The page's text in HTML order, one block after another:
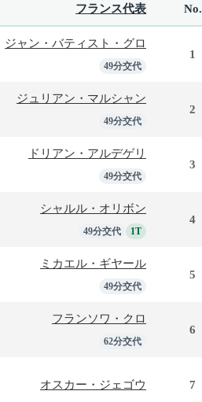
フランス代表 No.
ジャン・バティスト・グロ
49分交代
1
ジュリアン・マルシャン
49分交代
2
ドリアン・アルデゲリ
49分交代
3
シャルル・オリボン
49分交代 1T
4
ミカエル・ギヤール
49分交代
5
フランソワ・クロ
62分交代
6
オスカー・ジェゴウ 7